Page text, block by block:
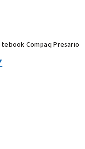
Compaq Presario